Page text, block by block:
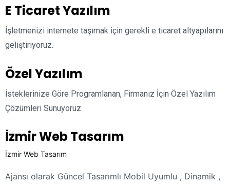
E Ticaret Yazılım
İşletmenizi internete taşımak için gerekli e ticaret altyapılarını
geliştiriyoruz.
Özel Yazılım
İsteklerinize Göre Programlanan, Firmanız İçin Özel Yazılım
Çözümleri Sunuyoruz.
İzmir Web Tasarım
İzmir Web Tasarım
Ajansı olarak Güncel Tasarımlı Mobil Uyumlu , Dinamik ,